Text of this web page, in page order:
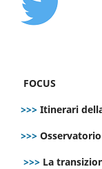
FOCUS
>>> Itinerari
>>>
>>> La